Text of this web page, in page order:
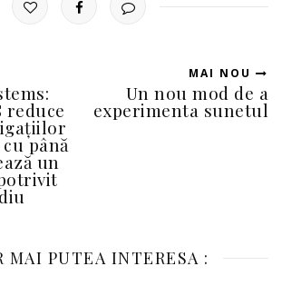
reduce
până
un
potrivit
MAI NOU
Un nou mod de a
experimenta sunetul
MAI PUTEA INTERESA :